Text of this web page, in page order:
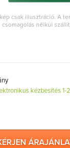
csak illusztráció. A
csomagolás nélkül
kézbesítés 1-